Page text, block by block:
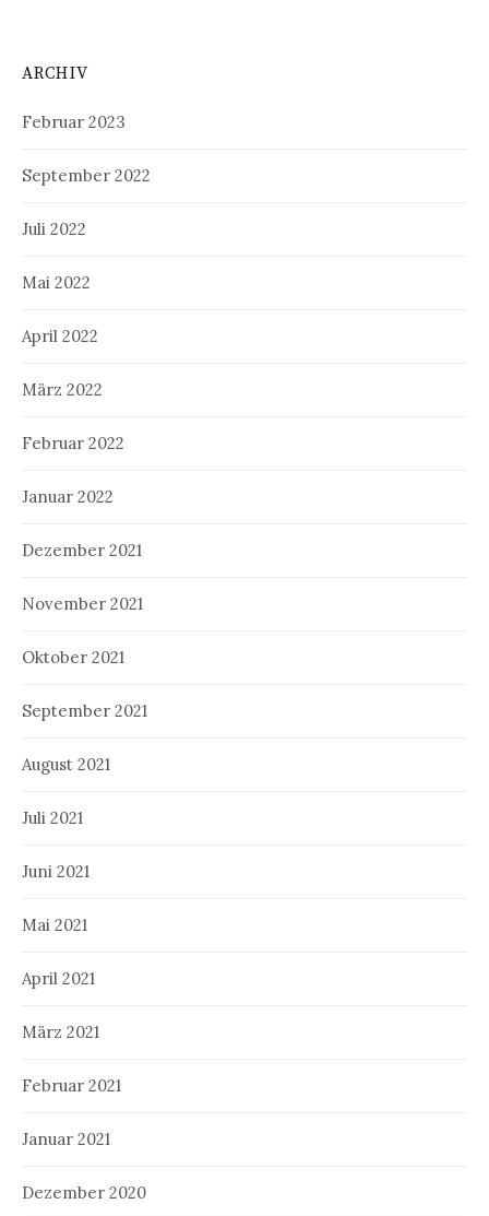
ARCHIV
Februar 2023
September 2022
Juli 2022
Mai 2022
April 2022
März 2022
Februar 2022
Januar 2022
Dezember 2021
November 2021
Oktober 2021
September 2021
August 2021
Juli 2021
Juni 2021
Mai 2021
April 2021
März 2021
Februar 2021
Januar 2021
Dezember 2020